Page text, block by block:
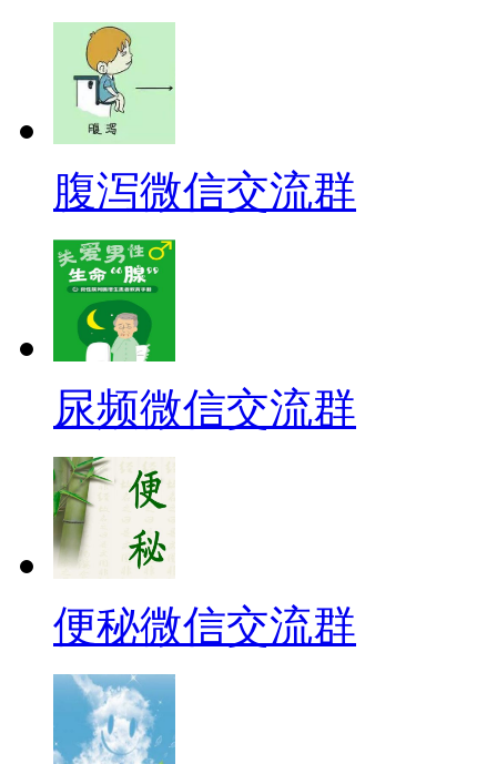
腹泻微信交流群
尿频微信交流群
便秘微信交流群